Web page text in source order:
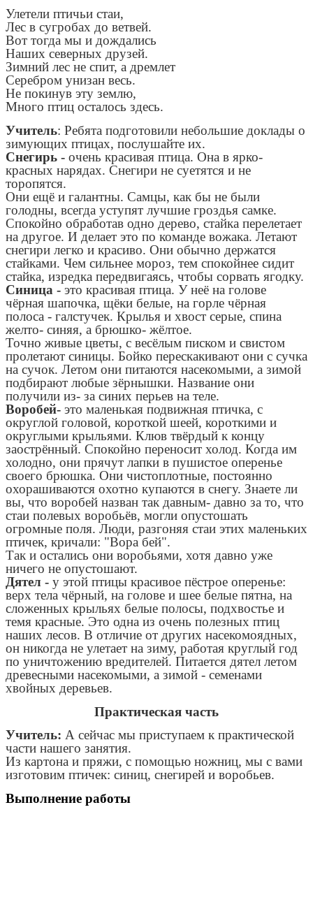
Улетели птичьи стаи,
Лес в сугробах до ветвей.
Вот тогда мы и дождались
Наших северных друзей.
Зимний лес не спит, а дремлет
Серебром унизан весь.
Не покинув эту землю,
Много птиц осталось здесь.
Учитель: Ребята подготовили небольшие доклады о
зимующих птицах, послушайте их.
Снегирь - очень красивая птица. Она в ярко-
красных нарядах. Снегири не суетятся и не
торопятся.
Они ещё и галантны. Самцы, как бы не были
голодны, всегда уступят лучшие гроздья самке.
Спокойно обработав одно дерево, стайка перелетает
на другое. И делает это по команде вожака. Летают
снегири легко и красиво. Они обычно держатся
стайками. Чем сильнее мороз, тем спокойнее сидит
стайка, изредка передвигаясь, чтобы сорвать ягодку.
Синица - это красивая птица. У неё на голове
чёрная шапочка, щёки белые, на горле чёрная
полоса - галстучек. Крылья и хвост серые, спина
желто- синяя, а брюшко- жёлтое.
Точно живые цветы, с весёлым писком и свистом
пролетают синицы. Бойко перескакивают они с сучка
на сучок. Летом они питаются насекомыми, а зимой
подбирают любые зёрнышки. Название они
получили из- за синих перьев на теле.
Воробей- это маленькая подвижная птичка, с
округлой головой, короткой шеей, короткими и
округлыми крыльями. Клюв твёрдый к концу
заострённый. Спокойно переносит холод. Когда им
холодно, они прячут лапки в пушистое оперенье
своего брюшка. Они чистоплотные, постоянно
охорашиваются охотно купаются в снегу. Знаете ли
вы, что воробей назван так давным- давно за то, что
стаи полевых воробьёв, могли опустошать
огромные поля. Люди, разгоняя стаи этих маленьких
птичек, кричали: "Вора бей".
Так и остались они воробьями, хотя давно уже
ничего не опустошают.
Дятел - у этой птицы красивое пёстрое оперенье:
верх тела чёрный, на голове и шее белые пятна, на
сложенных крыльях белые полосы, подхвостье и
темя красные. Это одна из очень полезных птиц
наших лесов. В отличие от других насекомоядных,
он никогда не улетает на зиму, работая круглый год
по уничтожению вредителей. Питается дятел летом
древесными насекомыми, а зимой - семенами
хвойных деревьев.
Практическая часть
Учитель: А сейчас мы приступаем к практической
части нашего занятия.
Из картона и пряжи, с помощью ножниц, мы с вами
изготовим птичек: синиц, снегирей и воробьев.
Выполнение работы